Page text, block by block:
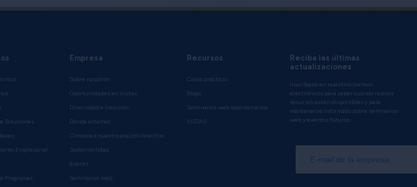
Soluciones
Empresarial
Programas
Empresa
Sobre nosotros
Oportunidades en Vistex
Diversidad e Inclusión
Dónde estamos
Conozca a nuestro equipo directivo
Sostenibilidad
Events
Seminarios web
Recursos
Casos prácticos
Blogs
Seminarios web bajo demanda
VISTAS
Reciba las últimas
actualizaciones
Inscríbase en nuestros correos
electrónicos para saber cuándo nuevos
recursos estén disponibles y para
mantenerse informado sobre seminarios
web y eventos futuros.